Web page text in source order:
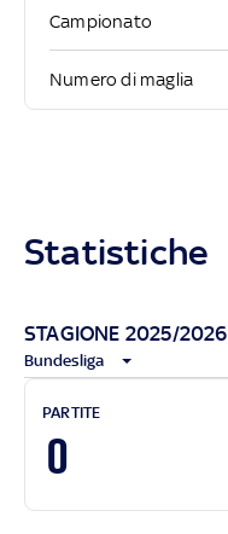
Campionato
Numero di maglia
Statistiche
STAGIONE 2025/2026
Bundesliga
PARTITE
0